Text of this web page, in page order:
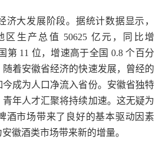
济大发展阶段。据统计数据显示，
区生产总值 50625 亿元，同比增
第 11 位，增速高于全国 0.8 个百分
着安徽省经济的快速发展，曾经的
成为人口净流入省份。安徽省独特
年人才汇聚将持续加速。这无疑为
酒市场带来了良好的基本驱动因素
徽酒类市场带来新的增量。